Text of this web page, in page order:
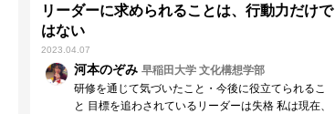
リーダーに求められることは、行動力だけで
はない
2023.04.07
河本のぞみ早稲田大学 文化構想学部
研修を通じて気づいたこと・今後に役立てられるこ
と 目標を追わされているリーダーは失格 私は現在、